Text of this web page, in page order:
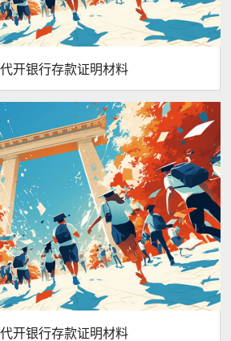
代开银行存款证明材料
开银行存款证明材料